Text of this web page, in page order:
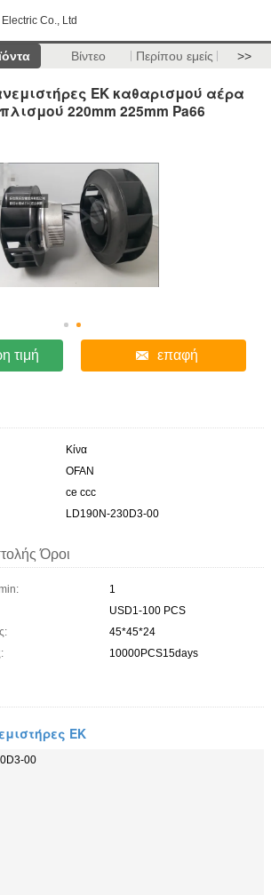
Co., Ltd
Βίντεο Περίπου εμείς >>
ΕΚ καθαρισμού αέρα
220mm 225mm Pa66
τιμή επαφή
Κίνα
OFAN
ce ccc
LD190N-230D3-00
Όροι
1
USD1-100 PCS
45*45*24
10000PCS15days
ΕΚ
00